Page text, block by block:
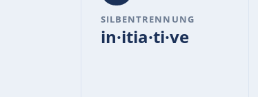
SILBENTRENNUNG
in·itia·ti·ve